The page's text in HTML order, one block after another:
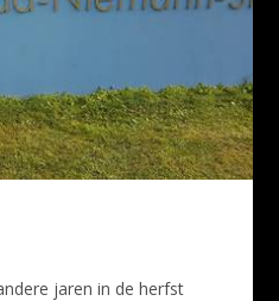
jaren in de herfst